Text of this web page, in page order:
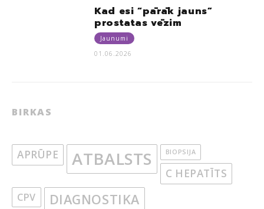
Kad esi “pārāk jauns”
prostatas vēzim
Jaunumi
01.06.2026
BIRKAS
APRŪPE ATBALSTS BIOPSIJA
C HEPATĪTS
CPV DIAGNOSTIKA